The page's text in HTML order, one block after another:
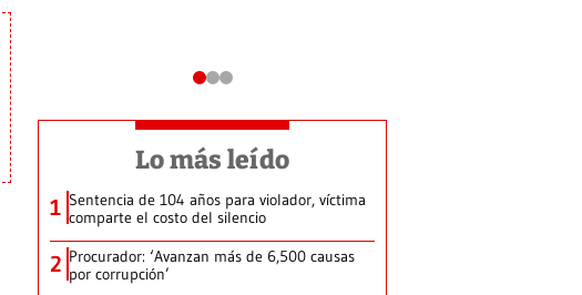
Lo más leído
1 Sentencia de 104 años para violador, víctima
comparte el costo del silencio
2 Procurador: ‘Avanzan más de 6,500 causas
por corrupción’